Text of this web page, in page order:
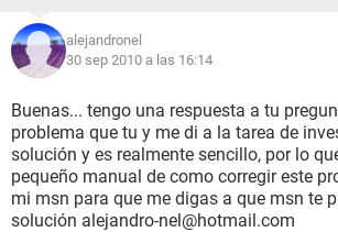
alejandronel
30 sep 2010 a las 16:14
Buenas... tengo una respuesta a tu
problema que tu y me di a la tarea de
solución y es realmente sencillo, por lo
pequeño manual de como corregir este
mi msn para que me digas a que msn te
solución alejandro-nel@hotmail.com